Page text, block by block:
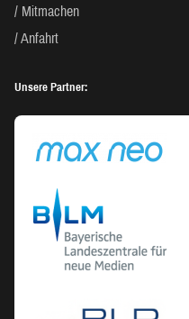
Mitmachen
Anfahrt
Unsere Partner: